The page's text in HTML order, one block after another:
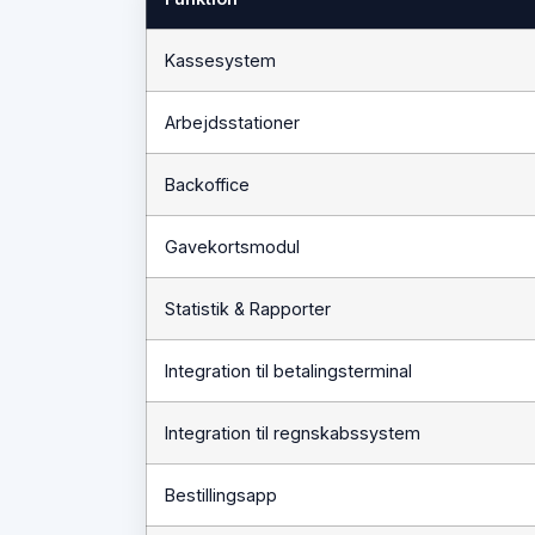
Kassesystem
Arbejdsstationer
Backoffice
Gavekortsmodul
Statistik & Rapporter
Integration til betalingsterminal
Integration til regnskabssystem
Bestillingsapp